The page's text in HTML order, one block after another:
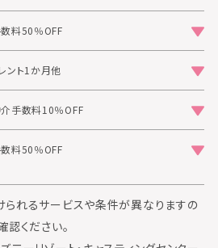
料50％OFF
ント1か月他
手数料10％OFF
料50％OFF
れるサービスや条件が異なりますの
認ください。